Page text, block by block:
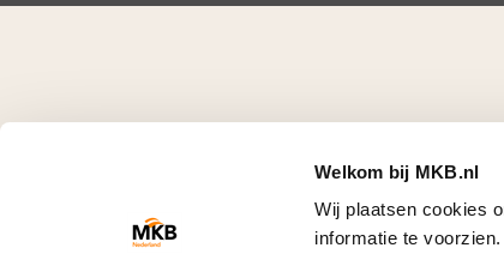
Welkom bij MKB.nl
Wij plaatsen cookies
informatie te